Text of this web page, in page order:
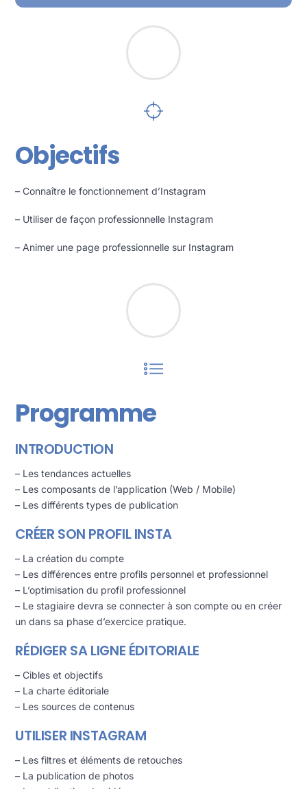
Objectifs
– Connaître le fonctionnement d’Instagram
– Utiliser de façon professionnelle Instagram
– Animer une page professionnelle sur Instagram
Programme
INTRODUCTION
– Les tendances actuelles
– Les composants de l’application (Web / Mobile)
– Les différents types de publication
CRÉER SON PROFIL INSTA
– La création du compte
– Les différences entre profils personnel et professionnel
– L’optimisation du profil professionnel
– Le stagiaire devra se connecter à son compte ou en créer
un dans sa phase d’exercice pratique.
RÉDIGER SA LIGNE ÉDITORIALE
– Cibles et objectifs
– La charte éditoriale
– Les sources de contenus
UTILISER INSTAGRAM
– Les filtres et éléments de retouches
– La publication de photos